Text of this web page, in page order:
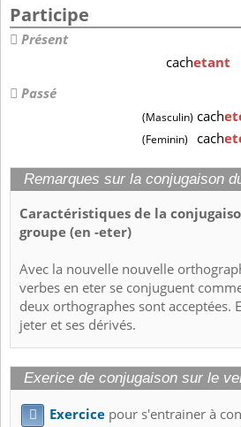
Participe
Présent
cachetant
Passé
(Masculin) cach
(Feminin) cach
Remarques sur la conjugaison
Caractéristiques de la
groupe (en -eter)
Avec la nouvelle nouvelle
verbes en eter se conjuguent
deux orthographes sont acceptées.
jeter et ses dérivés.
Exerice de conjugaison sur le
 Exercice pour s'entrainer à